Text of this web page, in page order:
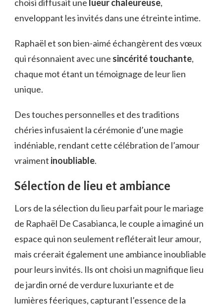
choisi diffusait une lueur chaleureuse,
enveloppant les invités dans une étreinte intime.
Raphaël et son bien-aimé échangèrent des vœux
qui résonnaient avec une sincérité touchante,
chaque mot étant un témoignage de leur lien
unique.
Des touches personnelles et des traditions
chéries infusaient la cérémonie d’une magie
indéniable, rendant cette célébration de l’amour
vraiment inoubliable.
Sélection de lieu et ambiance
Lors de la sélection du lieu parfait pour le mariage
de Raphaël De Casabianca, le couple a imaginé un
espace qui non seulement refléterait leur amour,
mais créerait également une ambiance inoubliable
pour leurs invités. Ils ont choisi un magnifique lieu
de jardin orné de verdure luxuriante et de
lumières féeriques, capturant l’essence de la